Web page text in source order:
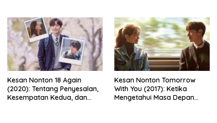
Kesan Nonton 18 Again
(2020): Tentang Penyesalan,
Kesempatan Kedua, dan
Kesan Nonton Tomorrow
With You (2017): Ketika
Mengetahui Masa Depan